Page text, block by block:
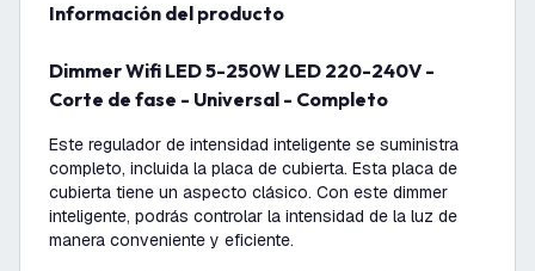
información del producto
Dimmer Wifi LED 5-250W LED 220-240V -
Corte de fase - Universal - Completo
Este regulador de intensidad inteligente se suministra
completo, incluida la placa de cubierta. Esta placa de
cubierta tiene un aspecto clásico. Con este dimmer
inteligente, podrás controlar la intensidad de la luz de
manera conveniente y eficiente.